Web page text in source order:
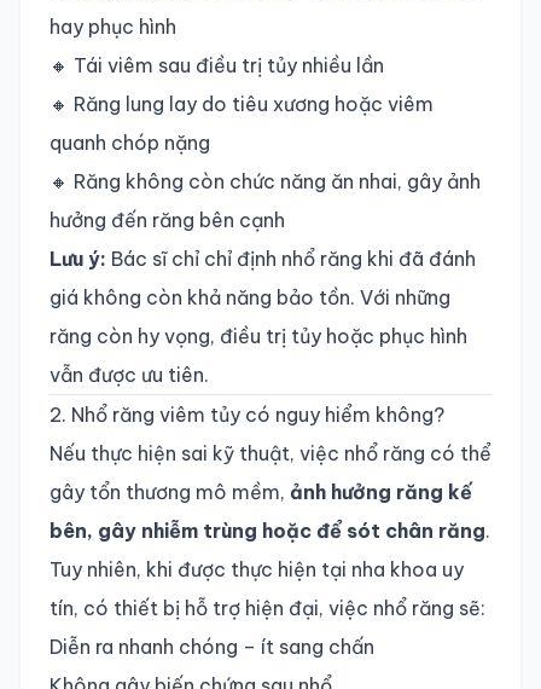
hay phục hình
🔸 Tái viêm sau điều trị tủy nhiều lần
🔸 Răng lung lay do tiêu xương hoặc viêm
quanh chóp nặng
🔸 Răng không còn chức năng ăn nhai, gây ảnh
hưởng đến răng bên cạnh
Lưu ý: Bác sĩ chỉ chỉ định nhổ răng khi đã đánh
giá không còn khả năng bảo tồn. Với những
răng còn hy vọng, điều trị tủy hoặc phục hình
vẫn được ưu tiên.
2. Nhổ răng viêm tủy có nguy hiểm không?
Nếu thực hiện sai kỹ thuật, việc nhổ răng có thể
gây tổn thương mô mềm, ảnh hưởng răng kế
bên, gây nhiễm trùng hoặc để sót chân răng.
Tuy nhiên, khi được thực hiện tại nha khoa uy
tín, có thiết bị hỗ trợ hiện đại, việc nhổ răng sẽ:
Diễn ra nhanh chóng – ít sang chấn